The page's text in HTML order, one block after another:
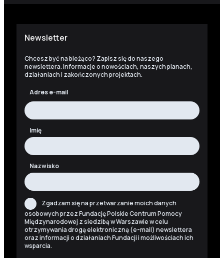
Newsletter
Chcesz być na bieżąco? Zapisz się do naszego
newslettera. Informacje o nowościach, naszych planach,
działaniach i zakończonych projektach.
Adres e-mail
Imię
Nazwisko
Zgadzam się na przetwarzanie moich danych
osobowych przez Fundację Polskie Centrum Pomocy
Międzynarodowej z siedzibą w Warszawie w celu
otrzymywania drogą elektroniczną (e-mail) newslettera
oraz informacji o działaniach Fundacji i możliwościach ich
wsparcia.